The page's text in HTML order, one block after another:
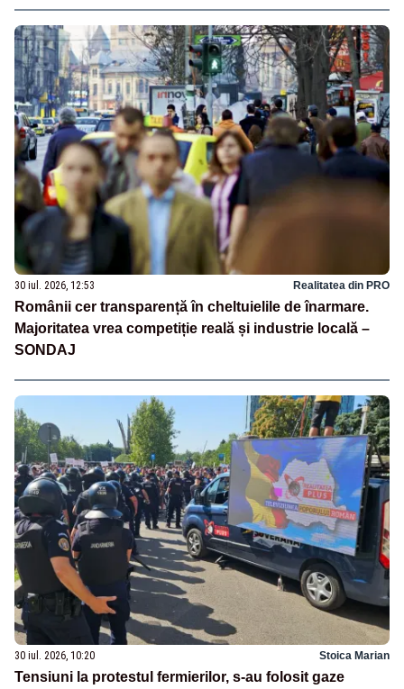
30 iul. 2026, 12:53 Realitatea din PRO
Românii cer transparență în cheltuielile de înarmare.
Majoritatea vrea competiție reală și industrie locală –
SONDAJ
30 iul. 2026, 10:20 Stoica Marian
Tensiuni la protestul fermierilor, s-au folosit gaze